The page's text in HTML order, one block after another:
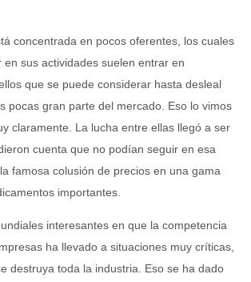
concentrada en pocos oferentes, los cuales
sus actividades suelen entrar en
que se puede considerar hasta desleal
pocas gran parte del mercado. Eso lo vimos
claramente. La lucha entre ellas llegó a ser
cuenta que no podían seguir en esa
famosa colusión de precios en una gama
importantes.
interesantes en que la competencia
ha llevado a situaciones muy críticas,
destruya toda la industria. Eso se ha dado